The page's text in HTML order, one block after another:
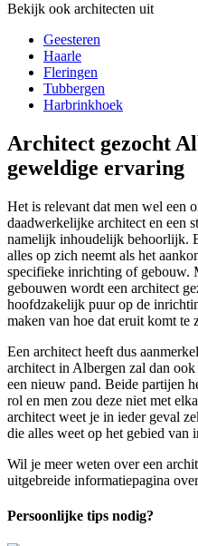
Bekijk ook architecten uit
Geesteren
Haarle
Fleringen
Tubbergen
Harbrinkhoek
Architect gezocht
geweldige ervaring
Het is relevant dat men wel een
daadwerkelijke architect en een
namelijk inhoudelijk behoorlijk.
alles op zich neemt als het
specifieke inrichting of gebouw.
gebouwen wordt een architect
hoofdzakelijk puur op de
maken van hoe dat eruit komt te
Een architect heeft dus
architect in Albergen zal dan
een nieuw pand. Beide partijen
rol en men zou deze niet met
architect weet je in ieder geval
die alles weet op het gebied van
Wil je meer weten over een
uitgebreide informatiepagina
Persoonlijke tips nodig?